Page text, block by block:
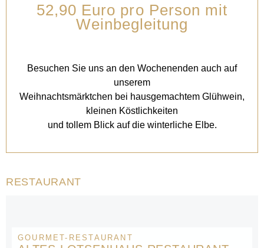
52,90 Euro pro Person mit
Weinbegleitung
Besuchen Sie uns an den Wochenenden auch auf
unserem
Weihnachtsmärktchen bei hausgemachtem Glühwein,
kleinen Köstlichkeiten
und tollem Blick auf die winterliche Elbe.
RESTAURANT
GOURMET-RESTAURANT